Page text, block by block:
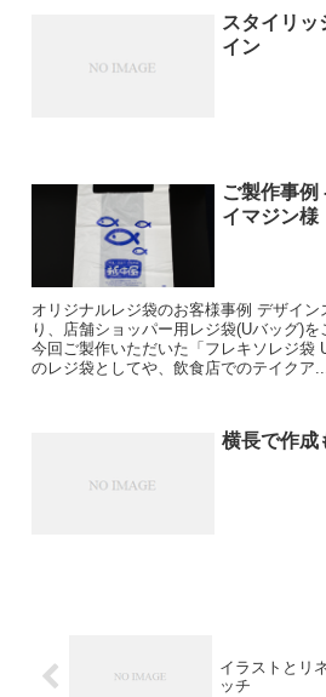
スタイリッ
イン
ご製作事例
イマジン様
オリジナルレジ袋のお客様事例 デザイン
り、店舗ショッパー用レジ袋(Uバッグ)を
今回ご製作いただいた「フレキソレジ袋
のレジ袋としてや、飲食店でのテイクア...
横長で作成
イラストとリ
ッチ